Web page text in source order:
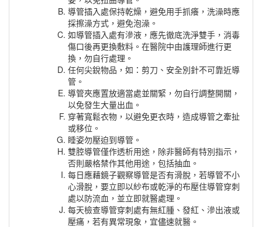
導管插入處保持乾燥，避免用手抓癢，洗澡時應
採擦澡方式，避免泡澡。
如導管插入處有滲液，應先徹底洗淨雙手，消毒
傷口後再更換敷料。在醫院中由護理師進行更
換，勿自行處理。
任何尖銳物品，如：剪刀、安全別針不可靠近導
管。
導管夾應置放適當處並關緊，勿自行調整開關，
以免發生大量出血。
穿著寬鬆衣物，以避免更衣時，造成導管之牽扯
或移位。
睡姿勿壓迫到導管。
雙腔導管僅作透析用途，除非醫師有特別指示，
否則嚴格禁作其他用途，包括抽血。
每日應藉鏡子觀察導管是否有滑脫，若導管不小
心滑脫，要立即以紗布或乾淨的布壓住導管穿刺
處以防流血，並立即就醫處理。
每天檢查導管穿刺處有無紅腫、發紅、滲出液或
壓痛，若有異常現象，宜儘速就醫。